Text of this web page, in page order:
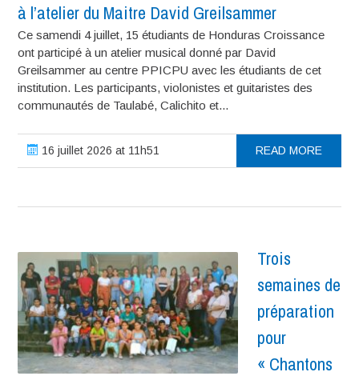
à l’atelier du Maitre David Greilsammer
Ce samendi 4 juillet, 15 étudiants de Honduras Croissance
ont participé à un atelier musical donné par David
Greilsammer au centre PPICPU avec les étudiants de cet
institution. Les participants, violonistes et guitaristes des
communautés de Taulabé, Calichito et...
16 juillet 2026 at 11h51 READ MORE
Trois
semaines de
préparation
pour
« Chantons